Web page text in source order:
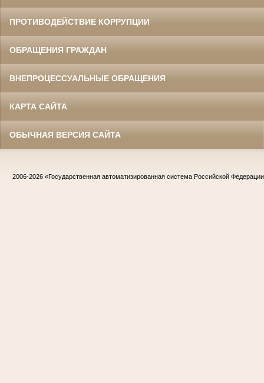
ПРОТИВОДЕЙСТВИЕ КОРРУПЦИИ
ОБРАЩЕНИЯ ГРАЖДАН
ВНЕПРОЦЕССУАЛЬНЫЕ ОБРАЩЕНИЯ
КАРТА САЙТА
ОБЫЧНАЯ ВЕРСИЯ САЙТА
2006-2026 «Государственная автоматизированная система Российской